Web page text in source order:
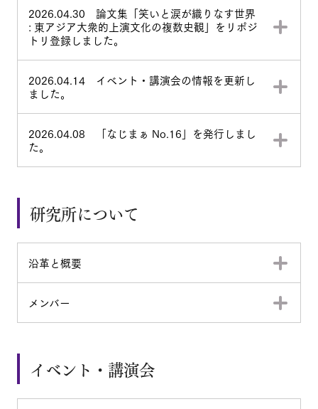
2026.04.30 論文集「笑いと涙が織りなす世界
: 東アジア大衆的上演文化の複数史観」をリポジ
トリ登録しました。
2026.04.14 イベント・講演会の情報を更新し
ました。
2026.04.08 「なじまぁ No.16」を発行しまし
た。
研究所について
沿革と概要
メンバー
イベント・講演会